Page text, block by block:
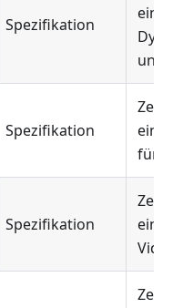
Spezifikation
einen
Spezifikation
Zeigt
eine
für
Spezifikation
Zeigt
eine
Zeigt